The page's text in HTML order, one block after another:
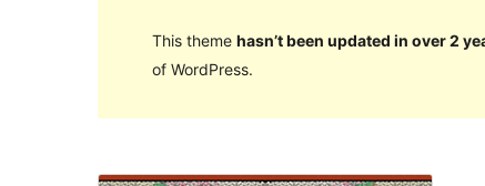
This theme hasn’t been updated in over 2
of WordPress.